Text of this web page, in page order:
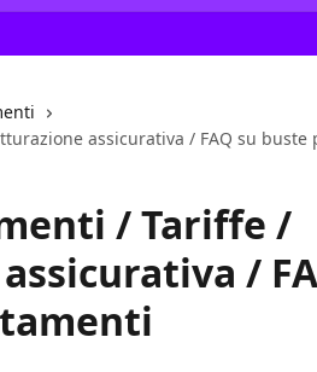
assicurativa / FAQ su
/ Tariffe /
/